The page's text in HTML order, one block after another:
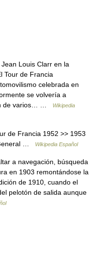
Louis Clarr en la
Tour de Francia
celebrada en
se volvería a
de varios… …
Wikipedia
de Francia 1952 >> 1953
…
Wikipedia Español
a navegación, búsqueda
en 1903 remontándose la
de 1910, cuando el
pelotón de salida aunque